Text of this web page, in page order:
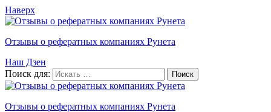
Наверх
Отзывы о рефератных компаниях Рунета
Наш Дзен
Поиск для:
Отзывы о рефератных компаниях Рунета